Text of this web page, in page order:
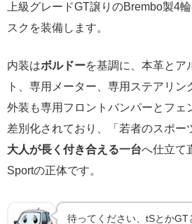
上級グレードGT譲りのBrembo製4
スクを装備します。
内装はボルドーを基調に、本革とア
ト、専用メーター、専用ステアリン
外装も専用フロントバンパーとフェ
差別化されており、「若者のスポー
大人が長く付き合える一台へ仕立て
Sportの正体です。
待ってください、tSとか